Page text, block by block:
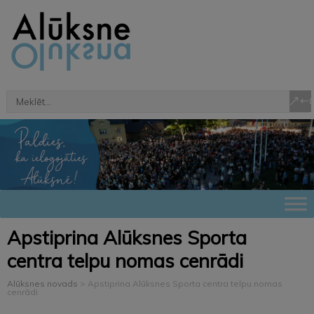
Apstiprina Alūksnes Sporta
centra telpu nomas cenrādi
Alūksnes novads > Apstiprina Alūksnes Sporta centra telpu nomas
cenrādi